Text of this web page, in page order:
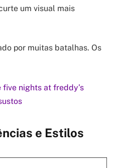
um visual mais
por muitas batalhas. Os
five nights at freddy’s
e Estilos